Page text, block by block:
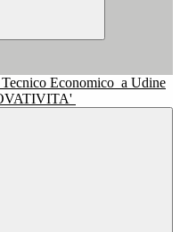
Economico a Udine